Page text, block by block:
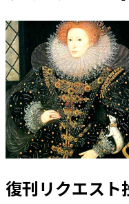
復刊リクエスト